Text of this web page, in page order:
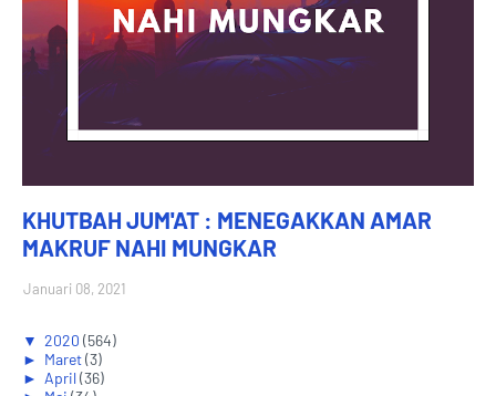
KHUTBAH JUM'AT : MENEGAKKAN AMAR
MAKRUF NAHI MUNGKAR
Januari 08, 2021
▼ 2020 (564)
► Maret(3)
► April(36)